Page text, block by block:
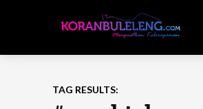
TAG RESULTS: